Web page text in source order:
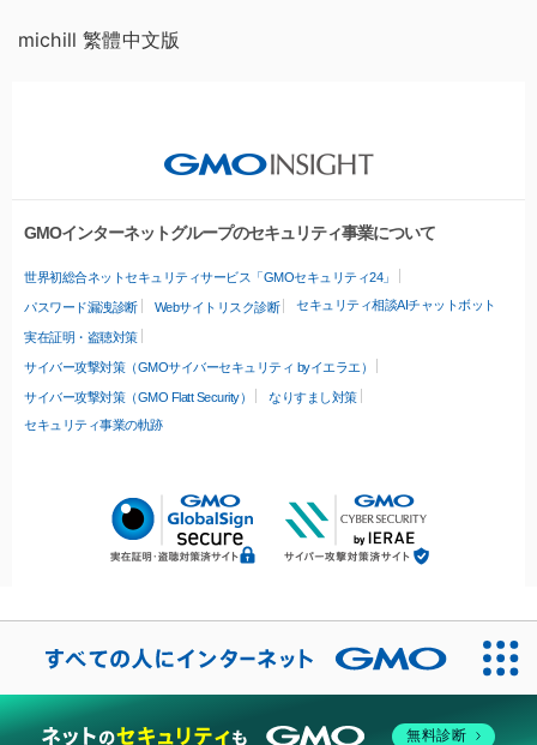
michill 繁體中文版
GMOインターネットグループのセキュリティ事業について
世界初総合ネットセキュリティサービス「GMOセキュリティ24」
パスワード漏洩診断 Webサイトリスク診断 セキュリティ相談AIチャットボット
実在証明・盗聴対策
サイバー攻撃対策（GMOサイバーセキュリティ byイエラエ）
サイバー攻撃対策（GMO Flatt Security）
なりすまし対策
セキュリティ事業の軌跡
無料診断